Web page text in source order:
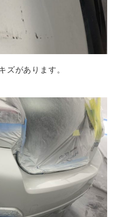
ズがあります。